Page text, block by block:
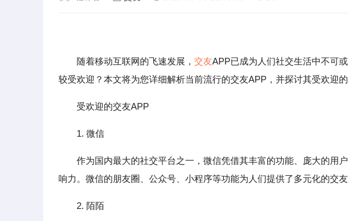
随着移动互联网的飞速发展， 交友APP已成为人们社交生活中不可
较受欢迎？本文将为您详细解析当前流行的交友APP，并探讨其受欢迎的
受欢迎的交友APP
1. 微信
作为国内最大的社交平台之一，微信凭借其丰富的功能、庞大的用
响力。微信的朋友圈、公众号、小程序等功能为人们提供了多元化的交友
2. 陌陌